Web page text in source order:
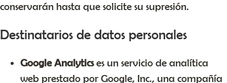
conservarán hasta que solicite su supresión.
Destinatarios de datos personales
Google Analyticses un servicio de analítica
web prestado por Google, Inc., una compañía